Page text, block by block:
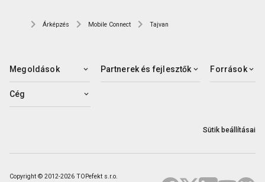
Árképzés Mobile Connect Tajvan
Megoldások Partnerek és fejlesztők Források
Cég
Sütik beállításai
Copyright © 2012-2026 TOPefekt s.r.o.